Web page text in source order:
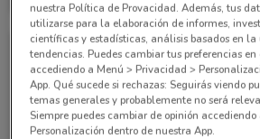
nuestra Política de Provacidad. Además, tus
utilizarse para la elaboración de informes,
científicas y estadísticas, análisis basados en
tendencias. Puedes cambiar tus preferencias
accediendo a Menú > Privacidad >
App. Qué sucede si rechazas: Seguirás viendo
temas generales y probablemente no será
Siempre puedes cambiar de opinión
Personalización dentro de nuestra App.